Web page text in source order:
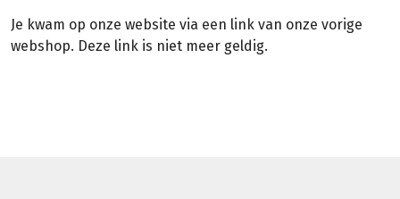
Je kwam op onze website via een link van onze vorige
webshop. Deze link is niet meer geldig.